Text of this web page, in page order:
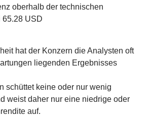
oberhalb der technischen
65.28 USD
hat der Konzern die Analysten oft
liegenden Ergebnisses
schüttet keine oder nur wenig
weist daher nur eine niedrige oder
auf.